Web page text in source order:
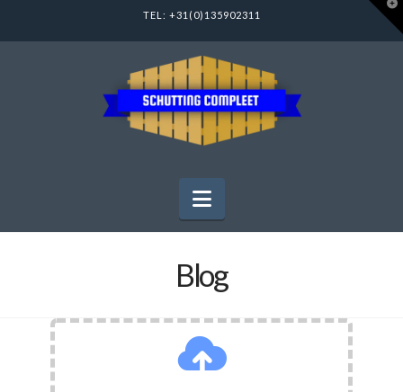
TEL: +31(0)135902311
Navigation
Blog